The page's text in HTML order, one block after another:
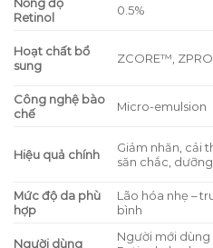
Retinol
0.5%
Hoạt chất bổ
sung
ZCORE™,
Công nghệ bào
chế
Micro-emulsion
Hiệu quả chính
Giảm nhăn, cải
săn chắc,
Mức độ da phù
hợp
Lão hóa nhẹ –
bình
Người dùng
Người mới dùng